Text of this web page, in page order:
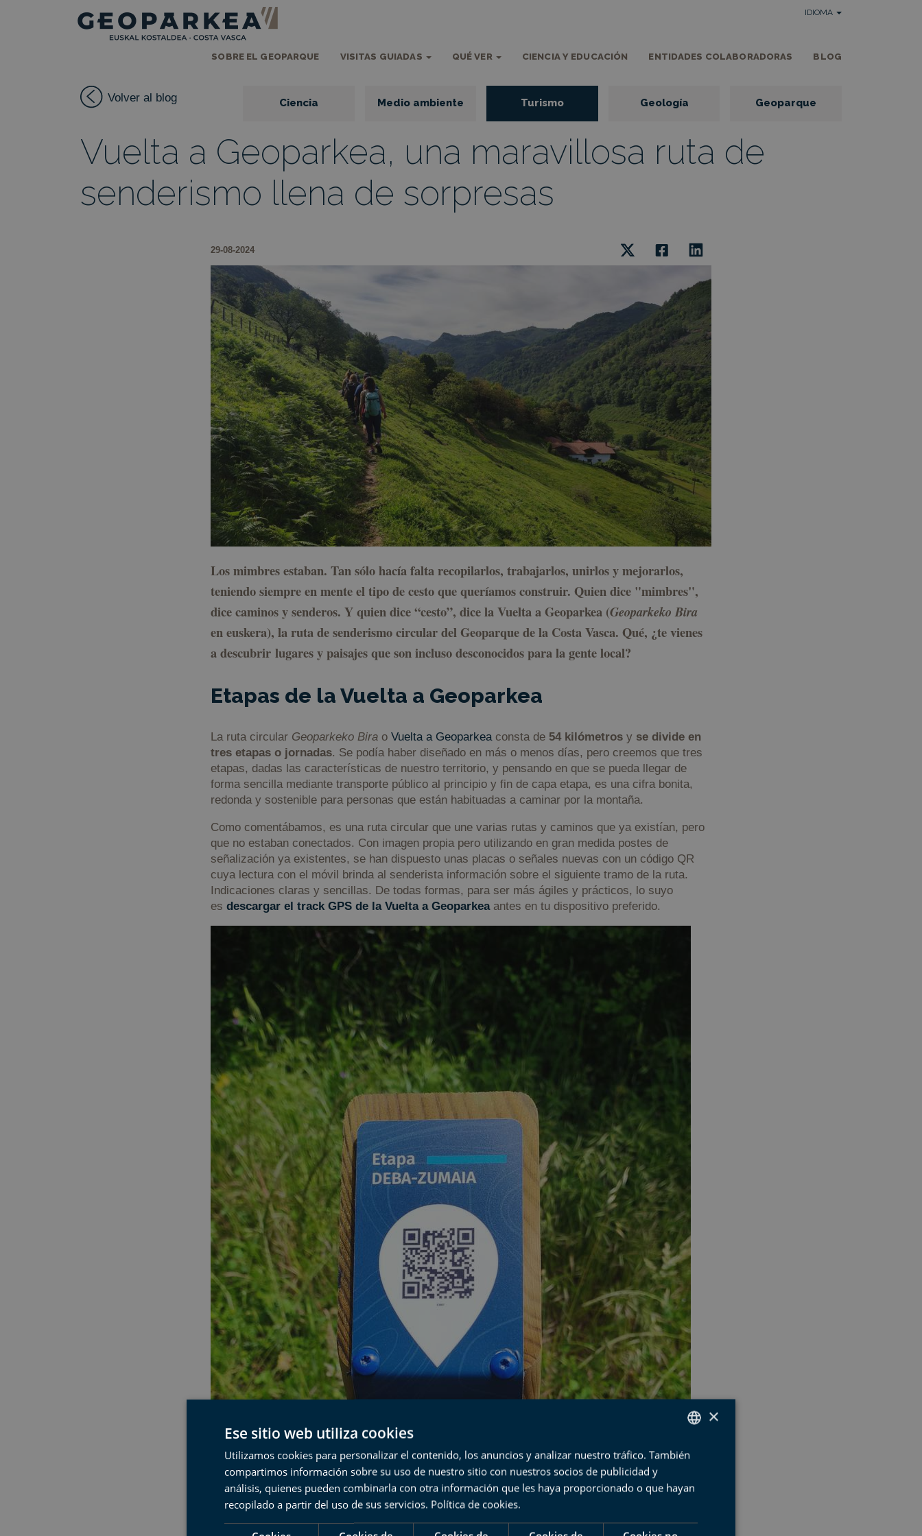
IDIOMA
SOBRE EL GEOPARQUE VISITAS GUIADAS QUÉ VER CIENCIA Y EDUCACIÓN ENTIDADES COLABORADORAS BLOG
Volver al blog Ciencia Medio ambiente Turismo Geología Geoparque
Vuelta a Geoparkea, una maravillosa ruta de
senderismo llena de sorpresas
29-08-2024
Los mimbres estaban. Tan sólo hacía falta recopilarlos, trabajarlos, unirlos y mejorarlos,
teniendo siempre en mente el tipo de cesto que queríamos construir. Quien dice "mimbres",
dice caminos y senderos. Y quien dice “cesto”, dice laVuelta a Geoparkea (Geoparkeko Bira
en euskera), la ruta de senderismo circular del Geoparque de la Costa Vasca. Qué, ¿te vienes
a descubrir lugares y paisajes que son incluso desconocidos para la gente local?
Etapas de la Vuelta a Geoparkea
La ruta circular Geoparkeko Bira o Vuelta a Geoparkeaconsta de 54 kilómetros y se divide en
tres etapas o jornadas. Se podía haber diseñado en más o menos días, pero creemos que tres
etapas, dadas las características de nuestro territorio, y pensando en que se pueda llegar de
forma sencilla mediante transporte público al principio y fin de capa etapa, es una cifra bonita,
redonda y sostenible para personas que están habituadas a caminar por la montaña.
Como comentábamos, es una ruta circular que une varias rutas y caminos que ya existían, pero
que no estaban conectados. Con imagen propia pero utilizando en gran medida postes de
señalización ya existentes, se han dispuesto unas placas o señales nuevas con un código QR
cuya lectura con el móvil brinda al senderista información sobre el siguiente tramo de la ruta.
Indicaciones claras y sencillas. De todas formas, para ser más ágiles y prácticos, lo suyo
es descargar el track GPS de la Vuelta a Geoparkeaantes en tu dispositivo preferido.
SPANISH
FRENCH
×
Ese sitio web utiliza cookies
Utilizamos cookies para personalizar el contenido, los anuncios y analizar nuestro tráfico. También
compartimos información sobre su uso de nuestro sitio con nuestros socios de publicidad y
análisis, quienes pueden combinarla con otra información que les haya proporcionado o que hayan
recopilado a partir del uso de sus servicios. Política de cookies.